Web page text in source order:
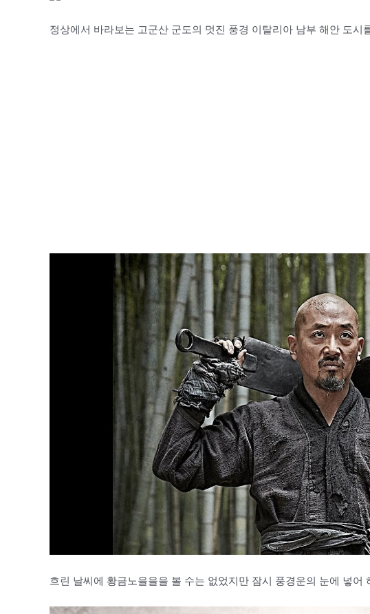
정상에서 바라보는 고군산 군도의 멋진 풍경 이탈리아 남부 해안 도시
흐린 날씨에 황금노을을을 볼 수는 없었지만 잠시 풍경운의 눈에 넣어